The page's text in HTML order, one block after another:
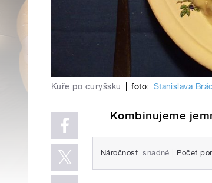
Kuře po curyšsku foto: Stanislava
Kombinujeme
Náročnost snadné Počet